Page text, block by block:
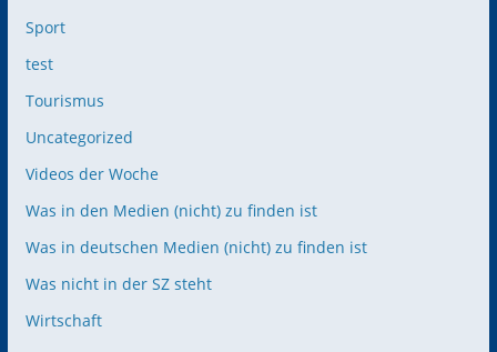
Sport
test
Tourismus
Uncategorized
Videos der Woche
Was in den Medien (nicht) zu finden ist
Was in deutschen Medien (nicht) zu finden ist
Was nicht in der SZ steht
Wirtschaft